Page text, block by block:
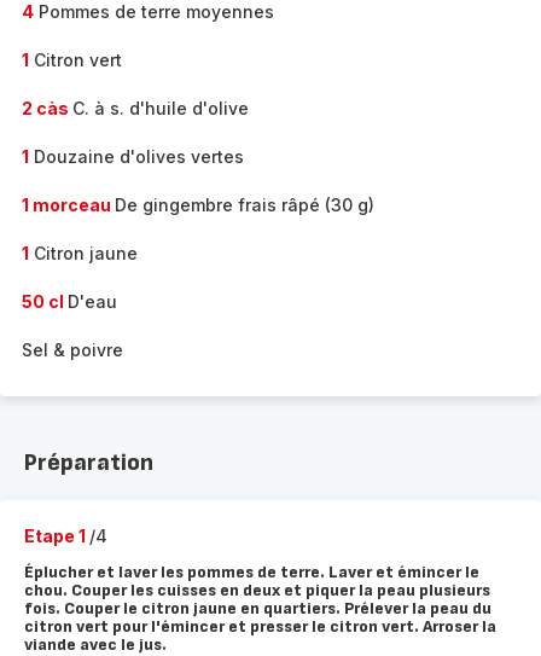
4 Pommes de terre moyennes
1 Citron vert
2 càs C. à s. d'huile d'olive
1 Douzaine d'olives vertes
1 morceau De gingembre frais râpé (30 g)
1 Citron jaune
50 cl D'eau
Sel & poivre
Préparation
Etape 1 /4
Éplucher et laver les pommes de terre. Laver et émincer le
chou. Couper les cuisses en deux et piquer la peau plusieurs
fois. Couper le citron jaune en quartiers. Prélever la peau du
citron vert pour l'émincer et presser le citron vert. Arroser la
viande avec le jus.